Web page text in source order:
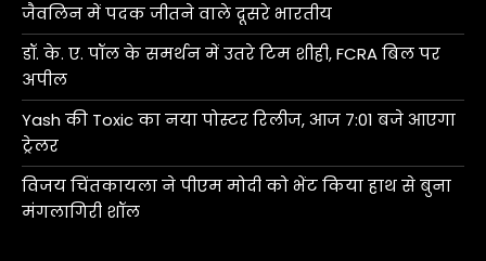
जैवलिन में पदक जीतने वाले दूसरे भारतीय
डॉ. के. ए. पॉल के समर्थन में उतरे टिम शीही, FCRA बिल पर
अपील
Yash की Toxic का नया पोस्टर रिलीज, आज 7:01 बजे आएगा
ट्रेलर
विजय चिंतकायला ने पीएम मोदी को भेंट किया हाथ से बुना
मंगलागिरी शॉल